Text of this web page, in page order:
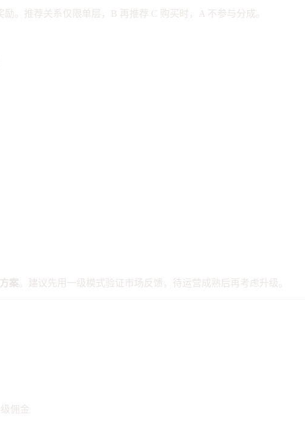
。推荐关系仅限单层，B 再推荐 C 购买时，A 不参与分成。
案 。建议先用一级模式验证市场反馈，待运营成熟后再考虑升级。
佣金